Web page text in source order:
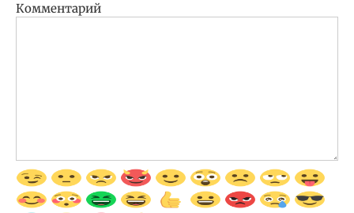
Комментарий